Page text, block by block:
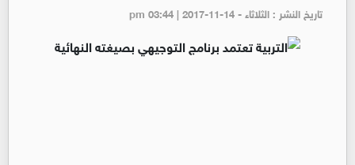
تاريخ النشر : الثلاثاء - pm 03:44 | 2017-11-14